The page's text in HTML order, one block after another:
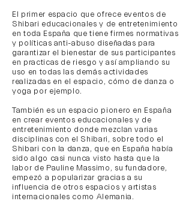
El primer espacio que ofrece eventos de
Shibari educacionales y de entretenimiento
en toda España que tiene firmes normativas
y políticas anti-abuso diseñadas para
garantizar el bienestar de sus participantes
en practicas de riesgo y así ampliando su
uso en todas las demás actividades
realizadas en el espacio, cómo de danza o
yoga por ejemplo.
También es un espacio pionero en España
en crear eventos educacionales y de
entretenimiento donde mezclan varias
disciplinas con el Shibari, sobre todo el
Shibari con la danza, que en España había
sido algo casi nunca visto hasta que la
labor de Pauline Massimo, su fundadore,
empezó a popularizar gracias a su
influencia de otros espacios y artistas
internacionales como Alemania.